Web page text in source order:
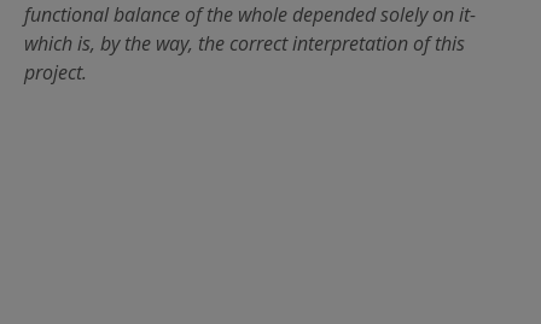
functional balance of the whole depended solely on it-
which is, by the way, the correct interpretation of this
project.